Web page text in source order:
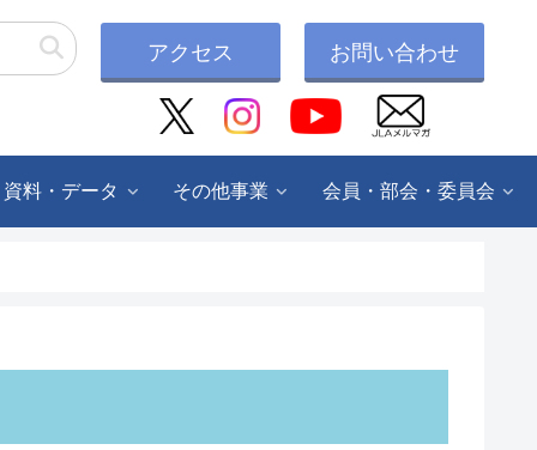
アクセス お問い合わせ
料・データ その他事業 会員・部会・委員会